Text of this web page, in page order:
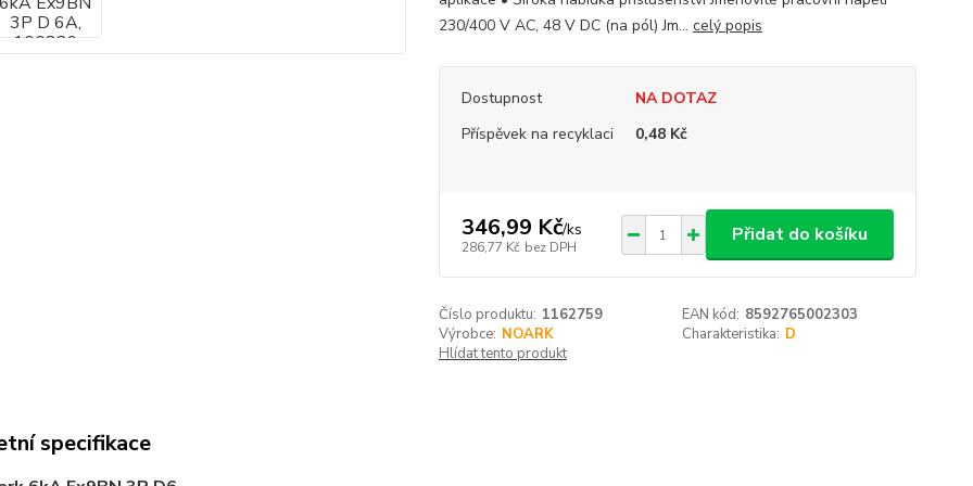
230/400 V AC, 48 V DC (na pól) Jm... celý popis
Dostupnost
NA DOTAZ
Příspěvek na recyklaci
0,48 Kč
346,99 Kč/ks
286,77 Kč bez DPH
Přidat do košíku
Číslo produktu: 1162759 EAN kód: 8592765002303
Výrobce: NOARK Charakteristika: D
Hlídat tento produkt
specifikace